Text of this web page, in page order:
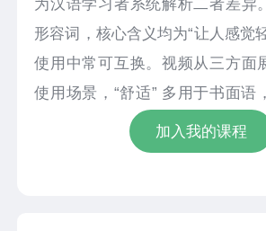
为汉语学习者系统解析二者差异
形容词，核心含义均为“让人感觉
使用中常可互换。视频从三方面
使用场景，“舒适” 多用于书面语
口语表达；二是适用对象，“舒适
带来的整体感受，“舒服”可用于表
加入我的课程